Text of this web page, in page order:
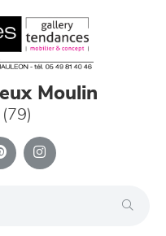
Moulin